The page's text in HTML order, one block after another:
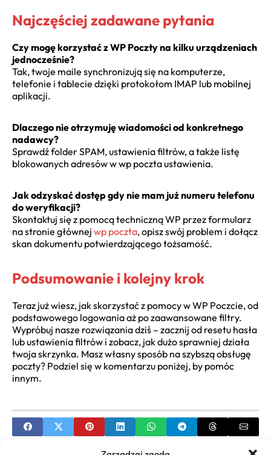
Najczęściej zadawane pytania
Czy mogę korzystać z WP Poczty na kilku urządzeniach
jednocześnie?
Tak, twoje maile synchronizują się na komputerze,
telefonie i tablecie dzięki protokołom IMAP lub mobilnej
aplikacji.
Dlaczego nie otrzymuję wiadomości od konkretnego
nadawcy?
Sprawdź folder SPAM, ustawienia filtrów, a także listę
blokowanych adresów w wp poczta ustawienia.
Jak odzyskać dostęp gdy nie mam już numeru telefonu
do weryfikacji?
Skontaktuj się z pomocą techniczną WP przez formularz
na stronie głównej wp poczta, opisz swój problem i dołącz
skan dokumentu potwierdzającego tożsamość.
Podsumowanie i kolejny krok
Teraz już wiesz, jak skorzystać z pomocy w WP Poczcie, od
podstawowego logowania aż po zaawansowane filtry.
Wypróbuj nasze rozwiązania dziś – zacznij od resetu hasła
lub ustawienia filtrów i zobacz, jak dużo sprawniej działa
twoja skrzynka. Masz własny sposób na szybszą obsługę
poczty? Podziel się w komentarzu poniżej, by pomóc
innym.